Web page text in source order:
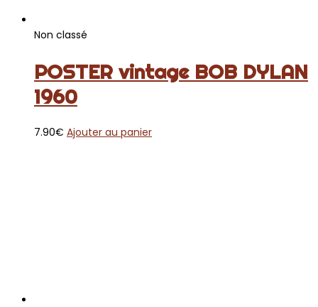
Non classé
POSTER vintage BOB DYLAN
1960
7.90€ Ajouter au panier